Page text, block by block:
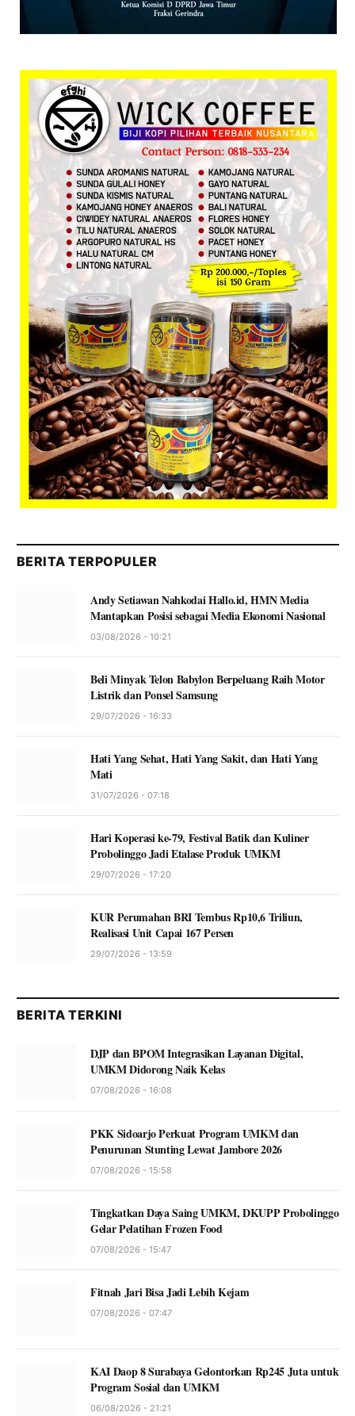
BERITA TERPOPULER
Andy Setiawan Nahkodai Hallo.id, HMN Media
Mantapkan Posisi sebagai Media Ekonomi Nasional
03/08/2026 - 10:21
Beli Minyak Telon Babylon Berpeluang Raih Motor
Listrik dan Ponsel Samsung
29/07/2026 - 16:33
Hati Yang Sehat, Hati Yang Sakit, dan Hati Yang
Mati
31/07/2026 - 07:18
Hari Koperasi ke-79, Festival Batik dan Kuliner
Probolinggo Jadi Etalase Produk UMKM
29/07/2026 - 17:20
KUR Perumahan BRI Tembus Rp10,6 Triliun,
Realisasi Unit Capai 167 Persen
29/07/2026 - 13:59
BERITA TERKINI
DJP dan BPOM Integrasikan Layanan Digital,
UMKM Didorong Naik Kelas
07/08/2026 - 16:08
PKK Sidoarjo Perkuat Program UMKM dan
Penurunan Stunting Lewat Jambore 2026
07/08/2026 - 15:58
Tingkatkan Daya Saing UMKM, DKUPP Probolinggo
Gelar Pelatihan Frozen Food
07/08/2026 - 15:47
Fitnah Jari Bisa Jadi Lebih Kejam
07/08/2026 - 07:47
KAI Daop 8 Surabaya Gelontorkan Rp245 Juta untuk
Program Sosial dan UMKM
06/08/2026 - 21:21